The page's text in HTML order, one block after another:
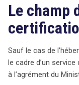
permettant aux
nouvelles
changement
meilleure
Le champ
Sauf le cas de
le cadre d’un
à l’agrément du